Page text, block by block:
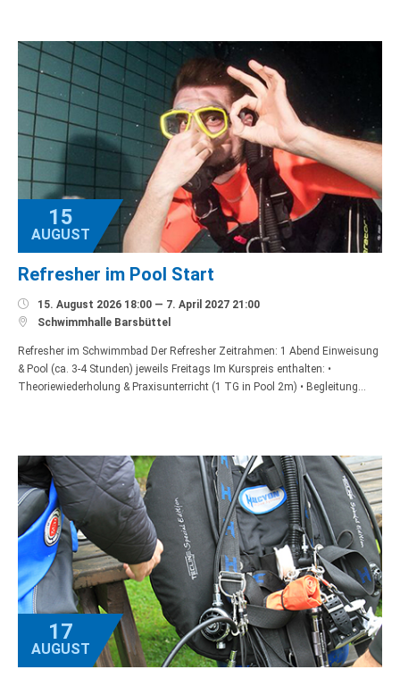
15
AUGUST
Refresher im Pool Start
 15. August 2026 18:00 — 7. April 2027 21:00
 Schwimmhalle Barsbüttel
Refresher im Schwimmbad Der Refresher Zeitrahmen: 1 Abend Einweisung
& Pool (ca. 3-4 Stunden) jeweils Freitags Im Kurspreis enthalten: •
Theoriewiederholung & Praxisunterricht (1 TG in Pool 2m) • Begleitung…
17
AUGUST